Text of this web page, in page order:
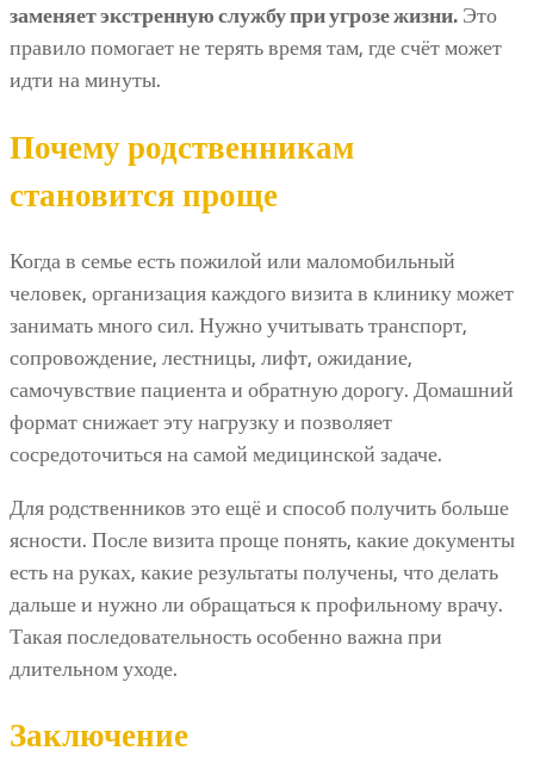
заменяет экстренную службу при угрозе жизни. Это
правило помогает не терять время там, где счёт может
идти на минуты.
Почему родственникам
становится проще
Когда в семье есть пожилой или маломобильный
человек, организация каждого визита в клинику может
занимать много сил. Нужно учитывать транспорт,
сопровождение, лестницы, лифт, ожидание,
самочувствие пациента и обратную дорогу. Домашний
формат снижает эту нагрузку и позволяет
сосредоточиться на самой медицинской задаче.
Для родственников это ещё и способ получить больше
ясности. После визита проще понять, какие документы
есть на руках, какие результаты получены, что делать
дальше и нужно ли обращаться к профильному врачу.
Такая последовательность особенно важна при
длительном уходе.
Заключение